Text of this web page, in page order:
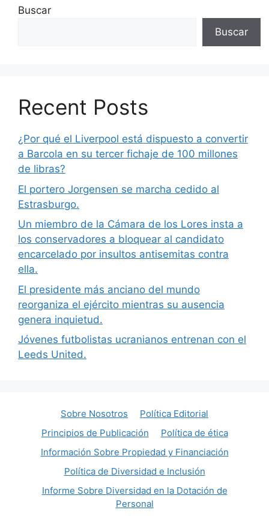
Buscar
Buscar
Recent Posts
¿Por qué el Liverpool está dispuesto a convertir
a Barcola en su tercer fichaje de 100 millones
de libras?
El portero Jorgensen se marcha cedido al
Estrasburgo.
Un miembro de la Cámara de los Lores insta a
los conservadores a bloquear al candidato
encarcelado por insultos antisemitas contra
ella.
El presidente más anciano del mundo
reorganiza el ejército mientras su ausencia
genera inquietud.
Jóvenes futbolistas ucranianos entrenan con el
Leeds United.
Sobre Nosotros
Política Editorial
Principios de Publicación
Política de ética
Información Sobre Propiedad y Financiación
Política de Diversidad e Inclusión
Informe Sobre Diversidad en la Dotación de
Personal